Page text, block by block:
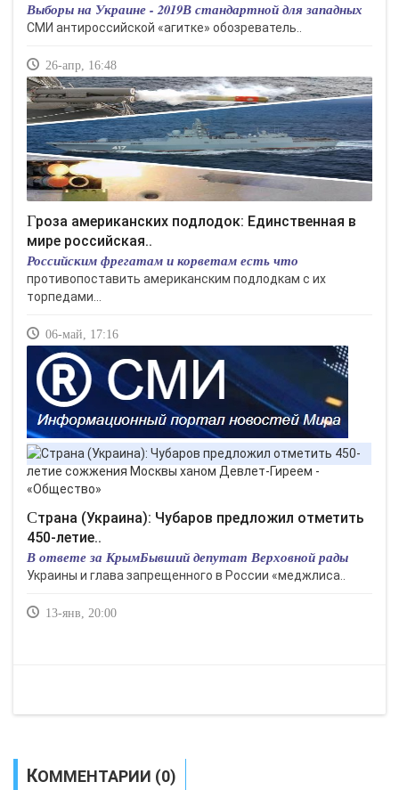
Выборы на Украине - 2019В стандартной для западных
СМИ антироссийской «агитке» обозреватель..
26-апр, 16:48
Гроза американских подлодок: Единственная в
мире российская..
Российским фрегатам и корветам есть что
противопоставить американским подлодкам с их
торпедами...
06-май, 17:16
Страна (Украина): Чубаров предложил отметить
450-летие..
В ответе за КрымБывший депутат Верховной рады
Украины и глава запрещенного в России «меджлиса..
13-янв, 20:00
КОММЕНТАРИИ (0)